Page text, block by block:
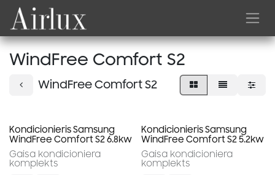
Skip to Content
WindFree Comfort S2
WindFree Comfort S2
Kondicionieris Samsung
WindFree Comfort S2 6.8kw
Gaisa kondicioniera
komplekts
Kondicionieris Samsung
WindFree Comfort S2 5.2kw
Gaisa kondicioniera
komplekts